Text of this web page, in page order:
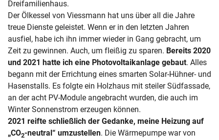
Dreifamilienhaus.
Der Ölkessel von Viessmann hat uns über all die Jahre
treue Dienste geleistet. Wenn er in den letzten Jahren
ausfiel, habe ich ihn immer wieder in Gang gebracht, um
Zeit zu gewinnen. Auch, um fleißig zu sparen. Bereits 2020
und 2021 hatte ich eine Photovoltaikanlage gebaut. Alles
begann mit der Errichtung eines smarten Solar-Hühner- und
Hasenstalls. Es folgte ein Holzhaus mit steiler Südfassade,
an der acht PV-Module angebracht wurden, die auch im
Winter Sonnenstrom erzeugen können.
2021 reifte schließlich der Gedanke, meine Heizung auf
„CO2-neutral“ umzustellen. Die Wärmepumpe war von